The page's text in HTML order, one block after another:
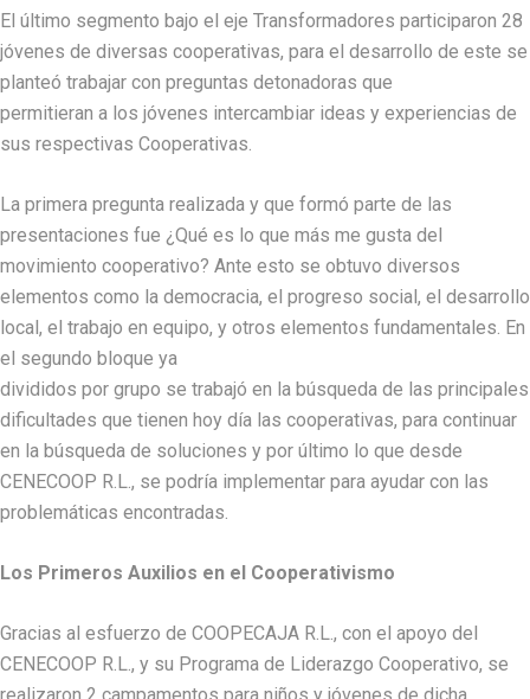
El último segmento bajo el eje Transformadores participaron 28
jóvenes de diversas cooperativas, para el desarrollo de este se
planteó trabajar con preguntas detonadoras que
permitieran a los jóvenes intercambiar ideas y experiencias de
sus respectivas Cooperativas.
La primera pregunta realizada y que formó parte de las
presentaciones fue ¿Qué es lo que más me gusta del
movimiento cooperativo? Ante esto se obtuvo diversos
elementos como la democracia, el progreso social, el desarrollo
local, el trabajo en equipo, y otros elementos fundamentales. En
el segundo bloque ya
divididos por grupo se trabajó en la búsqueda de las principales
dificultades que tienen hoy día las cooperativas, para continuar
en la búsqueda de soluciones y por último lo que desde
CENECOOP R.L., se podría implementar para ayudar con las
problemáticas encontradas.
Los Primeros Auxilios en el Cooperativismo
Gracias al esfuerzo de COOPECAJA R.L., con el apoyo del
CENECOOP R.L., y su Programa de Liderazgo Cooperativo, se